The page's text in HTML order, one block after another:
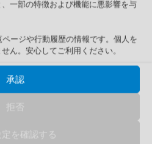
一部の特徴および機能に悪影響を与
ージや行動履歴の情報です。個人を
ん。安心してご利用ください。
承認
拒否
定を確認する
問合せ、ご注文を頂戴する可
ください。